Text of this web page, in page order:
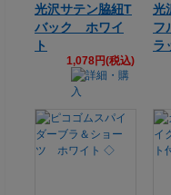
光沢サテン脇紐T
バック ホワイ
ト
1,078円(税込)
光
フ
ラ